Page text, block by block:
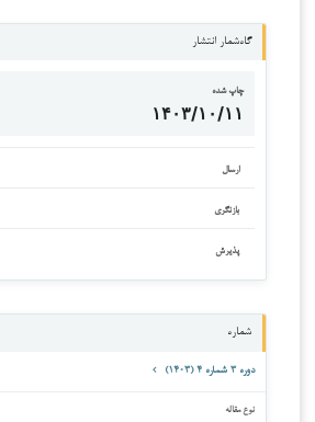
گاه‌شمار انتشار
چاپ شده
۱۴۰۳/۱۰/۱۱
ارسال
بازنگری
پذیرش
شماره
دوره ۳ شماره ۴ (۱۴۰۳)
نوع مقاله